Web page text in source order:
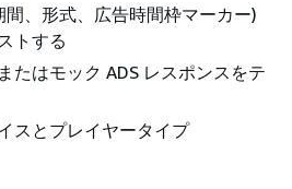
、形式、広告時間枠マーカー)
トする
たはモック ADS レスポンスをテ
スとプレイヤータイプ